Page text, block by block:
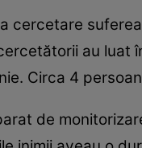
cercetare
au luat
Circa 4
de